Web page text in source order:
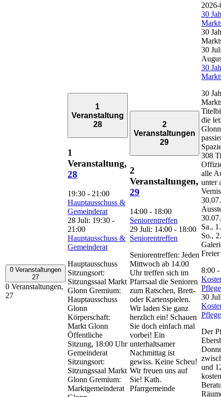
0 Veranstaltungen
27
0 Veranstaltungen,
27
1
Veranstaltung
28
1
Veranstaltung,
28
19:30 - 21:00
Hauptausschuss &
Gemeinderat
28 Juli: 19:30 -
21:00
Hauptausschuss &
Gemeinderat
Hauptausschuss
Sitzungsort:
Sitzungssaal Markt
Glonn Gremium:
Hauptausschuss
Glonn
Körperschaft:
Markt Glonn
Öffentliche
Sitzung, 18:00 Uhr
Gemeinderat
Sitzungsort:
Sitzungssaal Markt
Glonn Gremium:
Marktgemeinderat
2
Veranstaltungen
29
2
Veranstaltungen,
29
14:00 - 18:00
Seniorentreffen
29 Juli: 14:00 - 18:00
Seniorentreffen
Seniorentreffen: Jeden
Mittwoch ab 14.00
Uhr treffen sich im
Pfarrsaal die Senioren
zum Ratschen, Brett-
oder Kartenspielen.
Wir laden Sie ganz
herzlich ein! Schauen
Sie doch einfach mal
vorbei! Ein
unterhaltsamer
Nachmittag ist
gewiss. Keine Scheu!
Wir freuen uns auf
Sie! Kath.
Pfarrgemeinde
30
30
30
30
30
die
308
alle
unter
Sa.,
So.,
8:00 -
30
Der
und